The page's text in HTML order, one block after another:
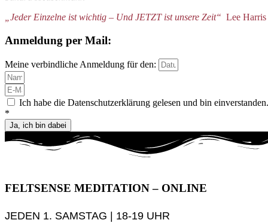
„Jeder Einzelne ist wichtig – Und JETZT ist unsere Zeit“ Lee Harris
Anmeldung per Mail:
Meine verbindliche Anmeldung für den:
Ich habe die Datenschutzerklärung gelesen und bin einverstanden.
*
Ja, ich bin dabei
FELTSENSE MEDITATION – ONLINE
JEDEN 1. SAMSTAG | 18-19 UHR